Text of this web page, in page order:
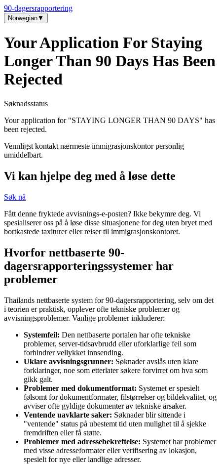
90-dagersrapportering
Norwegian▼
Your Application For Staying
Longer Than 90 Days Has Been
Rejected
Søknadsstatus
Your application for "STAYING LONGER THAN 90 DAYS" has
been rejected.
Vennligst kontakt nærmeste immigrasjonskontor personlig
umiddelbart.
Vi kan hjelpe deg med å løse dette
Søk nå
Fått denne fryktede avvisnings-e-posten? Ikke bekymre deg. Vi
spesialiserer oss på å løse disse situasjonene for deg uten bryet med
bortkastede taxiturer eller reiser til immigrasjonskontoret.
Hvorfor nettbaserte 90-
dagersrapporteringssystemer har
problemer
Thailands nettbaserte system for 90-dagersrapportering, selv om det
i teorien er praktisk, opplever ofte tekniske problemer og
avvisningsproblemer. Vanlige problemer inkluderer:
Systemfeil: Den nettbaserte portalen har ofte tekniske
problemer, server-tidsavbrudd eller uforklarlige feil som
forhindrer vellykket innsending.
Uklare avvisningsgrunner: Søknader avslås uten klare
forklaringer, noe som etterlater søkere forvirret om hva som
gikk galt.
Problemer med dokumentformat: Systemet er spesielt
følsomt for dokumentformater, filstørrelser og bildekvalitet, og
avviser ofte gyldige dokumenter av tekniske årsaker.
Ventende uavklarte saker: Søknader blir sittende i
"ventende" status på ubestemt tid uten mulighet til å sjekke
fremdriften eller få støtte.
Problemer med adressebekreftelse: Systemet har problemer
med visse adresseformater eller verifisering av lokasjon,
spesielt for nye eller landlige adresser.